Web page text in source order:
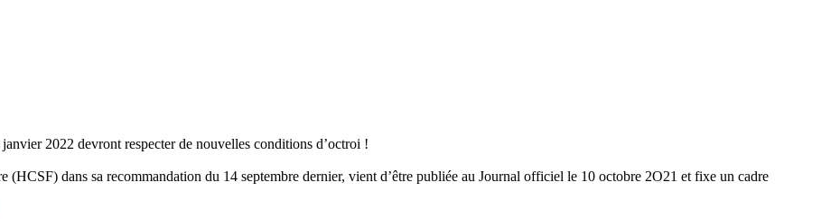
2022 devront respecter de nouvelles conditions d’octroi !
dans sa recommandation du 14 septembre dernier, vient d’être publiée au Journal officiel le 10 octobre 2O21 et fixe un cadre